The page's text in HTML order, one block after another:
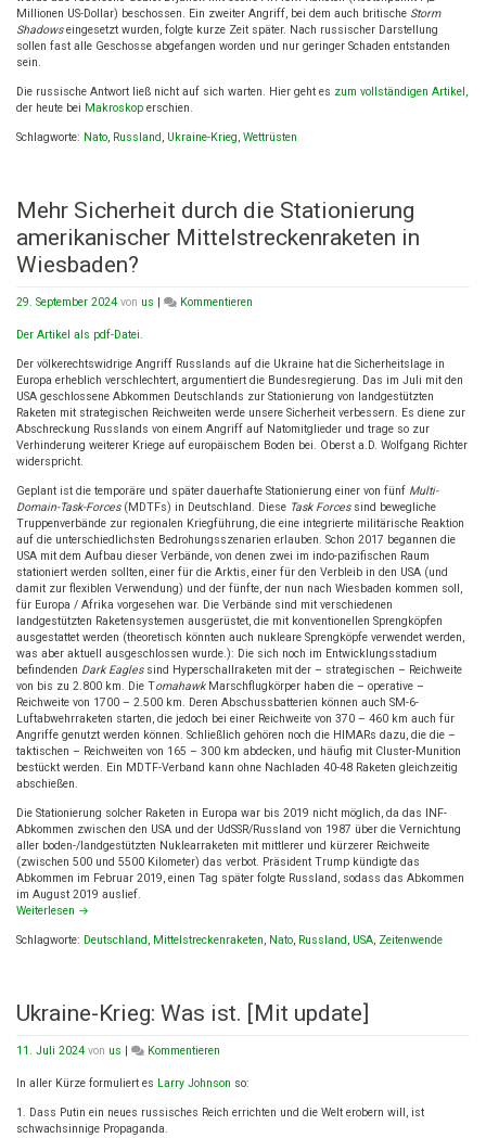
Millionen US-Dollar) beschossen. Ein zweiter Angriff, bei dem auch britische Storm
Shadowseingesetzt wurden, folgte kurze Zeit später. Nach russischer Darstellung
sollen fast alle Geschosse abgefangen worden und nur geringer Schaden entstanden
sein.
Die russische Antwort ließ nicht auf sich warten. Hier geht es zum vollständigen Artikel,
der heute bei Makroskop erschien.
Schlagworte: Nato, Russland , Ukraine-Krieg, Wettrüsten
Mehr Sicherheit durch die Stationierung
amerikanischer Mittelstreckenraketen in
Wiesbaden?
29. September 2024 von us | Kommentieren
die
Stationierung
amerikanischer
Mittelstreckenraketen
in
Wiesbaden?
Der Artikel als pdf-Datei.
Der völkerechtswidrige Angriff Russlands auf die Ukraine hat die Sicherheitslage in
Europa erheblich verschlechtert, argumentiert die Bundesregierung. Das im Juli mit den
USA geschlossene Abkommen Deutschlands zur Stationierung von landgestützten
Raketen mit strategischen Reichweiten werde unsere Sicherheit verbessern. Es diene zur
Abschreckung Russlands von einem Angriff auf Natomitglieder und trage so zur
Verhinderung weiterer Kriege auf europäischem Boden bei. Oberst a.D. Wolfgang Richter
widerspricht.
Geplant ist die temporäre und später dauerhafte Stationierung einer von fünf Multi-
Domain-Task-Forces(MDTFs) in Deutschland. Diese Task Forcessind bewegliche
Truppenverbände zur regionalen Kriegführung, die eine integrierte militärische Reaktion
auf die unterschiedlichsten Bedrohungsszenarien erlauben. Schon 2017 begannen die
USA mit dem Aufbau dieser Verbände, von denen zwei im indo-pazifischen Raum
stationiert werden sollten, einer für die Arktis, einer für den Verbleib in den USA (und
damit zur flexiblen Verwendung) und der fünfte, der nun nach Wiesbaden kommen soll,
für Europa / Afrika vorgesehen war. Die Verbände sind mit verschiedenen
landgestützten Raketensystemen ausgerüstet, die mit konventionellen Sprengköpfen
ausgestattet werden (theoretisch könnten auch nukleare Sprengköpfe verwendet werden,
was aber aktuell ausgeschlossen wurde.): Die sich noch im Entwicklungsstadium
befindenden Dark Eaglessind Hyperschallraketen mit der – strategischen – Reichweite
von bis zu 2.800 km. Die TomahawkMarschflugkörper haben die – operative –
Reichweite von 1700 – 2.500 km. Deren Abschussbatterien können auch SM-6-
Luftabwehrraketen starten, die jedoch bei einer Reichweite von 370 – 460 km auch für
Angriffe genutzt werden können. Schließlich gehören noch die HIMARs dazu, die die –
taktischen – Reichweiten von 165 – 300 km abdecken, und häufig mit Cluster-Munition
bestückt werden. Ein MDTF-Verband kann ohne Nachladen 40-48 Raketen gleichzeitig
abschießen.
Die Stationierung solcher Raketen in Europa war bis 2019 nicht möglich, da das INF-
Abkommen zwischen den USA und der UdSSR/Russland von 1987 über die Vernichtung
aller boden-/landgestützten Nuklearraketen mit mittlerer und kürzerer Reichweite
(zwischen 500 und 5500 Kilometer) das verbot. Präsident Trump kündigte das
Abkommen im Februar 2019, einen Tag später folgte Russland, sodass das Abkommen
im August 2019 auslief.
Weiterlesen →
Schlagworte: Deutschland , Mittelstreckenraketen, Nato, Russland , USA, Zeitenwende
Ukraine-Krieg: Was ist. [Mit update]
11. Juli 2024 von us | Kommentieren
Krieg:
ist.
In aller Kürze formuliert es Larry Johnson so:
1. Dass Putin ein neues russisches Reich errichten und die Welt erobern will, ist
schwachsinnige Propaganda.